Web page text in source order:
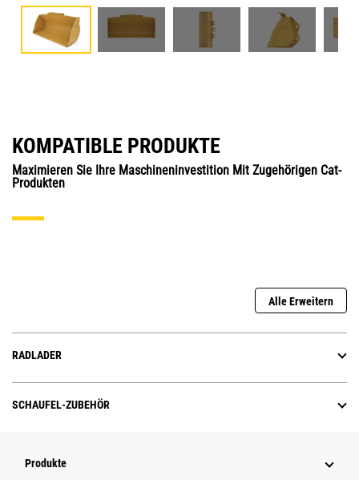
KOMPATIBLE PRODUKTE
Maximieren Sie Ihre Maschineninvestition Mit Zugehörigen Cat-
Produkten
Alle Erweitern
RADLADER
SCHAUFEL-ZUBEHÖR
Produkte